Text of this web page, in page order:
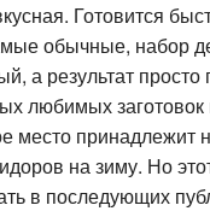
Готовится
обычные, набор
а результат
любимых
место принадлежит
на зиму. Но
в последующих